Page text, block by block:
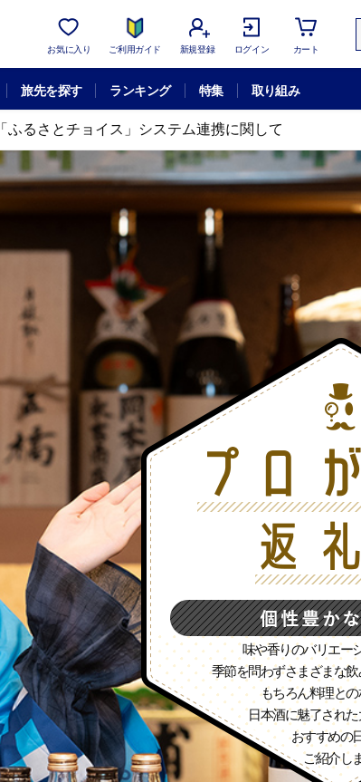
お気に入り ご利用ガイド 新規登録 ログイン カート
旅先を探す ランキング 特集 取り組み
「ふるさとチョイス」システム連携に関して
味や香りのバリエー
季節を問わずさまざまな
もちろん料理との
日本酒に魅了され
おすすめの
ご紹介し